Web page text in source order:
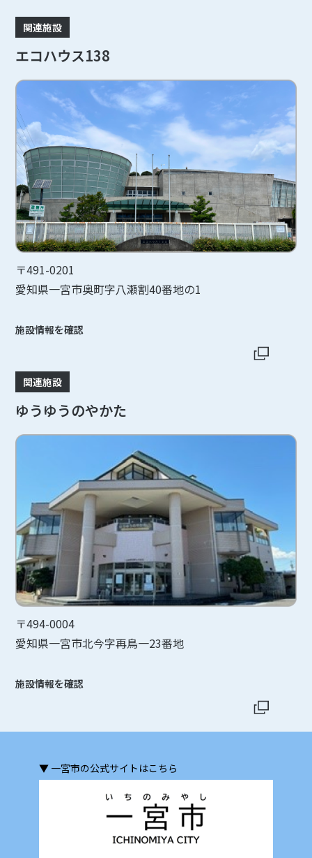
関連施設
エコハウス138
〒491-0201
愛知県一宮市奥町字八瀬割40番地の1
施設情報を確認
関連施設
ゆうゆうのやかた
〒494-0004
愛知県一宮市北今字再鳥一23番地
施設情報を確認
▼ 一宮市の公式サイトはこちら